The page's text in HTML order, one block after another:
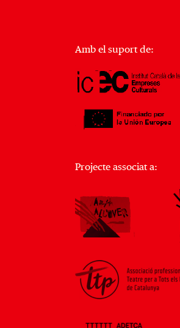
Amb el suport de:
Projecte associat a: